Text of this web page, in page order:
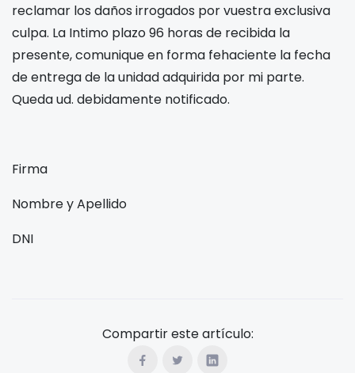
reclamar los daños irrogados por vuestra exclusiva
culpa. La Intimo plazo 96 horas de recibida la
presente, comunique en forma fehaciente la fecha
de entrega de la unidad adquirida por mi parte.
Queda ud. debidamente notificado.
Firma
Nombre y Apellido
DNI
Compartir este artículo: